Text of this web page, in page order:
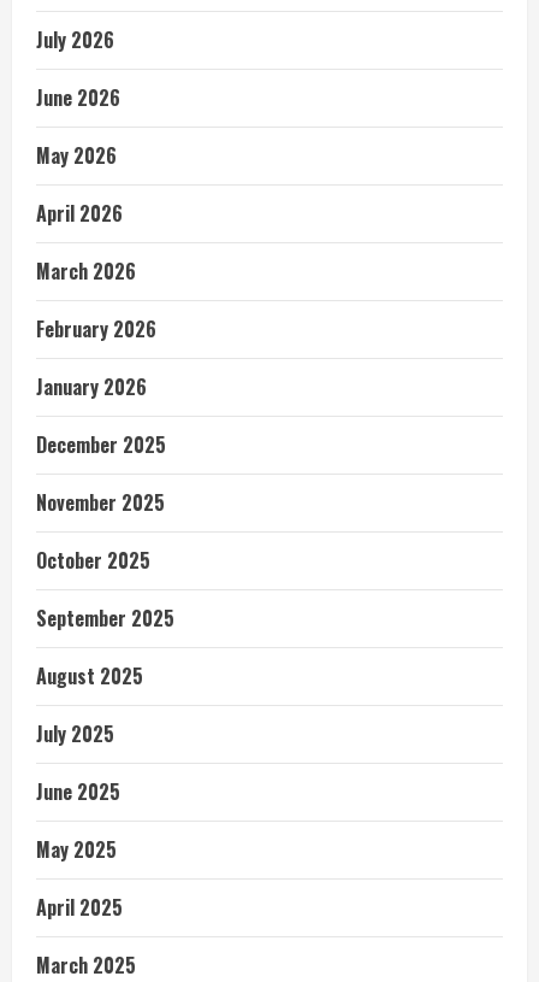
July 2026
June 2026
May 2026
April 2026
March 2026
February 2026
January 2026
December 2025
November 2025
October 2025
September 2025
August 2025
July 2025
June 2025
May 2025
April 2025
March 2025